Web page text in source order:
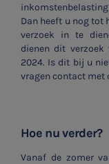
inkomstenbelasting
Dan heeft u nog tot
verzoek in te
dienen dit
2024. Is dit bij u
vragen contact met
Hoe nu verder?
Vanaf de zomer